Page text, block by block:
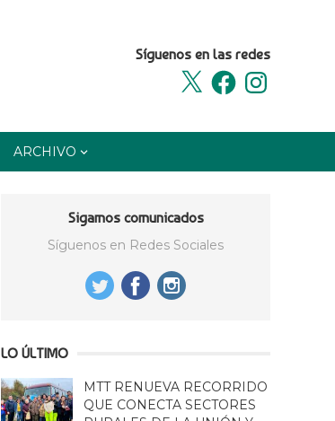
Síguenos en las redes
X
FacebookInstagram
ARCHIVO
Sigamos comunicados
Síguenos en Redes Sociales
LO ÚLTIMO
MTT RENUEVA RECORRIDO
QUE CONECTA SECTORES